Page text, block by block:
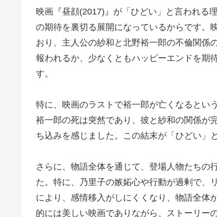
映画『昼顔(2017)』が「ひどい」と言われる
の期待を裏切る展開になっているからです。
おり、主人公の紗和と北野裕一郎の不倫関係
報われるか、少なくともハッピーエンドを期
す。
特に、映画のラストで裕一郎が亡くなるとい
裕一郎の死は突然であり、彼と紗和の関係が
ち込みを感じました。この結末が「ひどい」
さらに、物語全体を通じて、登場人物たちの
た。特に、乃里子の嫉妬心や行動が過剰で、
により、感情移入がしにくくなり、物語全体
的には美しい映画でありながら、ストーリー